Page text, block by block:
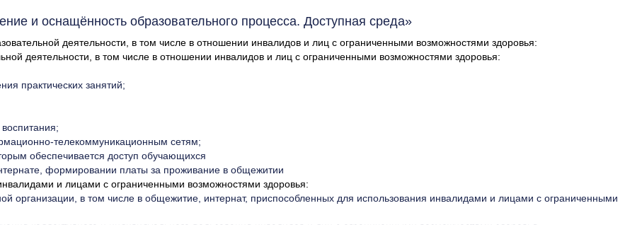
и оснащённость образовательного процесса. Доступная среда»
деятельности, в том числе в отношении инвалидов и лиц с ограниченными возможностями здоровья:
деятельности, в том числе в отношении инвалидов и лиц с ограниченными возможностями здоровья:
практических занятий;
телекоммуникационным сетям;
обеспечивается доступ обучающихся
формировании платы за проживание в общежитии
и лицами с ограниченными возможностями здоровья:
организации, в том числе в общежитие, интернат, приспособленных для использования инвалидами и лицами с ограниченными